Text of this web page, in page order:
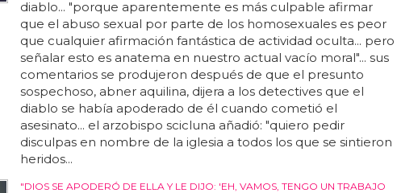
diablo... "porque aparentemente es más culpable afirmar
que el abuso sexual por parte de los homosexuales es peor
que cualquier afirmación fantástica de actividad oculta... pero
señalar esto es anatema en nuestro actual vacío moral"... sus
comentarios se produjeron después de que el presunto
sospechoso, abner aquilina, dijera a los detectives que el
diablo se había apoderado de él cuando cometió el
asesinato... el arzobispo scicluna añadió: "quiero pedir
disculpas en nombre de la iglesia a todos los que se sintieron
heridos...
"DIOS SE APODERÓ DE ELLA Y LE DIJO: 'EH, VAMOS, TENGO UN TRABAJO